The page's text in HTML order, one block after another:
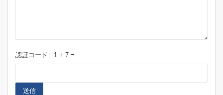
認証コード : 1 + 7 =
送信